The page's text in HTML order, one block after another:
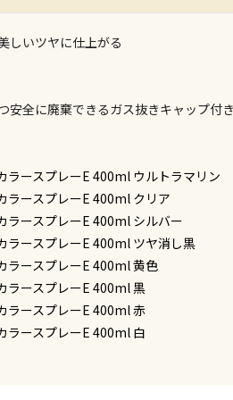
しいツヤに仕上がる
全に廃棄できるガス抜きキャップ付き
ラースプレーE 400ml ウルトラマリン
ラースプレーE 400ml クリア
ラースプレーE 400ml シルバー
ラースプレーE 400ml ツヤ消し黒
ラースプレーE 400ml 黄色
ラースプレーE 400ml 黒
ラースプレーE 400ml 赤
ラースプレーE 400ml 白